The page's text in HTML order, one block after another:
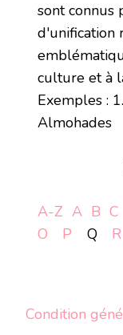
sont
d'unification
culture et à
Exemples :
Almohades
A-Z A B C
O
P Q R
Condition